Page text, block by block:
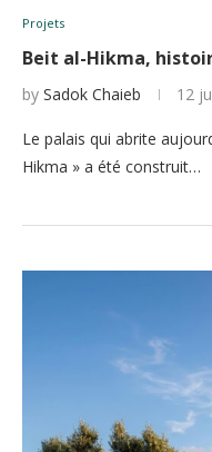
Projets
Beit al-Hikma,
by Sadok Chaieb 12
Le palais qui abrite
Hikma » a été construit…